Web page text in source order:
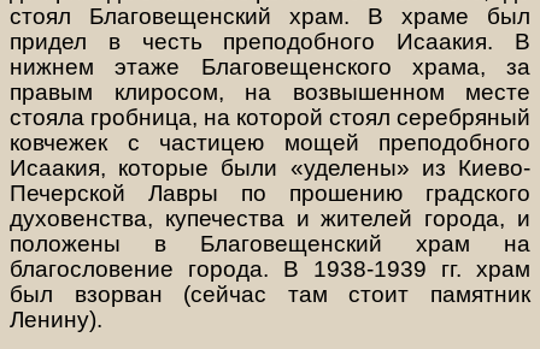
стоял Благовещенский храм. В храме был
придел в честь преподобного Исаакия. В
нижнем этаже Благовещенского храма, за
правым клиросом, на возвышенном месте
стояла гробница, на которой стоял серебряный
ковчежек с частицею мощей преподобного
Исаакия, которые были «уделены» из Киево-
Печерской Лавры по прошению градского
духовенства, купечества и жителей города, и
положены в Благовещенский храм на
благословение города. В 1938-1939 гг. храм
был взорван (сейчас там стоит памятник
Ленину).